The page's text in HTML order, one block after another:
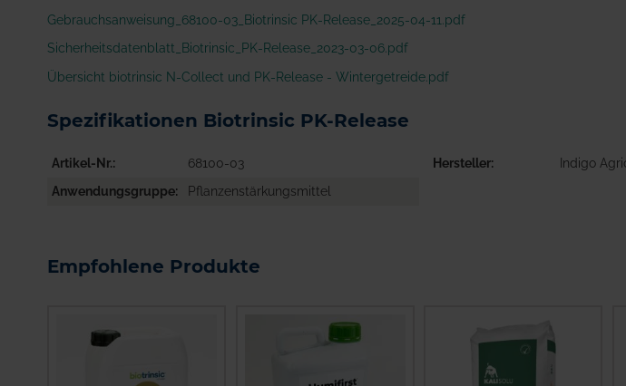
Gebrauchsanweisung_68100-03_Biotrinsic PK-Release_2025-04-11.pdf
Sicherheitsdatenblatt_Biotrinsic_PK-Release_2023-03-06.pdf
Übersicht biotrinsic N-Collect und PK-Release - Wintergetreide.pdf
Spezifikationen Biotrinsic PK-Release
Artikel-Nr. 68100-03 Hersteller
Indigo
Anwendungsgruppe
Pflanzenstärkungsmittel
Empfohlene Produkte